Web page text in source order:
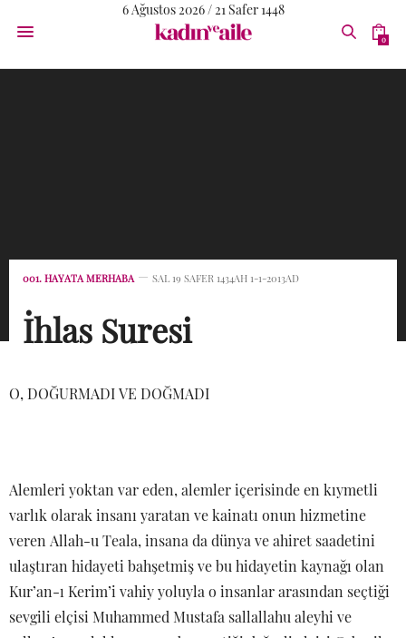
6 Ağustos 2026 / 21 Safer 1448
0
001. HAYATA MERHABA SAL 19 SAFER 1434AH 1-1-2013AD
İhlas Suresi
O, DOĞURMADI VE DOĞMADI
Alemleri yoktan var eden, alemler içerisinde en kıymetli
varlık olarak insanı yaratan ve kainatı onun hizmetine
veren Allah-u Teala, insana da dünya ve ahiret saadetini
ulaştıran hidayeti bahşetmiş ve bu hidayetin kaynağı olan
Kur’an-ı Kerim’i vahiy yoluyla o insanlar arasından seçtiği
sevgili elçisi Muhammed Mustafa sallallahu aleyhi ve